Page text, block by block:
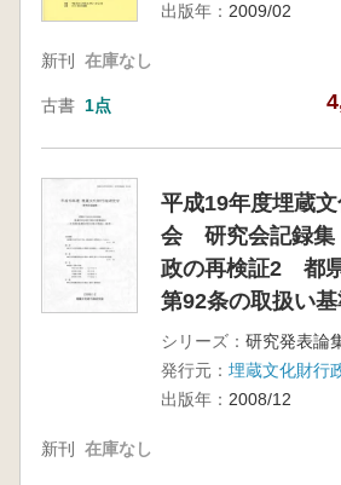
出版年： 2009/02
新刊 在庫なし
古書 1点
平成19年度埋蔵
会 研究会記録
政の再検証2 都
第92条の取扱い
シリーズ： 研究発表
発行元： 埋蔵文化財行
出版年： 2008/12
新刊 在庫なし